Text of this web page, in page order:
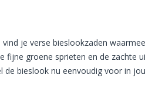
je verse bieslookzaden
fijne groene sprieten en de zachte
de bieslook nu eenvoudig voor in